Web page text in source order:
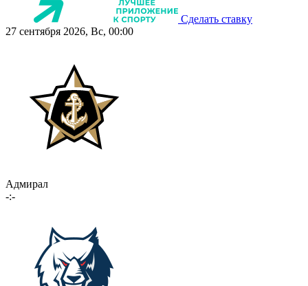
Сделать ставку
27 сентября 2026, Вс, 00:00
Адмирал
-:-